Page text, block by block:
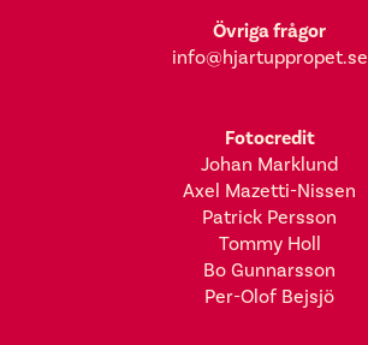
Övriga frågor
info@hjartuppropet.se
Fotocredit
Johan Marklund
Axel Mazetti-Nissen
Patrick Persson
Tommy Holl
Bo Gunnarsson
Per-Olof Bejsjö